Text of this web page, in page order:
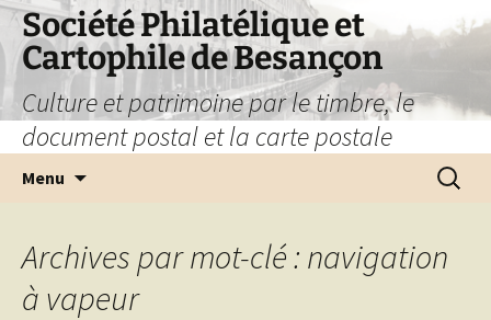
Société Philatélique et
Cartophile de Besançon
Culture et patrimoine par le timbre, le
document postal et la carte postale
Menu
Archives par mot-clé : navigation
à vapeur